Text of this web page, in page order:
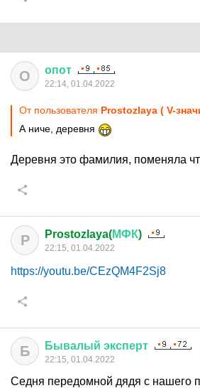
О опот
22:14, 01.04.2022
От пользователя Prostozlaya ( V-
А ниче, деревня
Деревня это фамилия, поменяла
P Prostozlaya(МФК)
22:15, 01.04.2022
https://youtu.be/CEzQM4F2Sj8
Б Бывалый эксперт
22:15, 01.04.2022
Седня передомной дядя с нашего